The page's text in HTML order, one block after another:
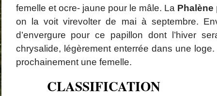
juillet
juin 2012
mai 2012
avril 2012
femelle et ocre- jaune pour le mâle. La Phalène
on la voit virevolter de mai à septembre.
d’envergure pour ce papillon dont l’hiver
chrysalide, légèrement enterrée dans une loge.
prochainement une femelle.
CLASSIFICATION